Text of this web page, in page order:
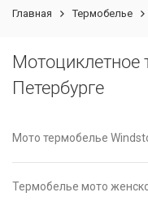
Главная Термобелье
Мотоциклетное
Петербурге
Мото термобелье
Термобелье мото